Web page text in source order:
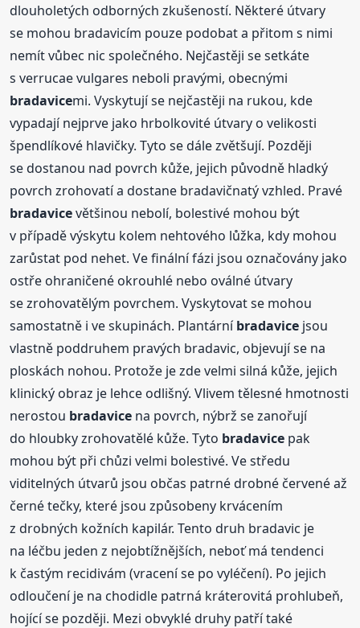
dlouholetých odborných zkušeností. Některé útvary
se mohou bradavicím pouze podobat a přitom s nimi
nemít vůbec nic společného. Nejčastěji se setkáte
s verrucae vulgares neboli pravými, obecnými
bradavicemi. Vyskytují se nejčastěji na rukou, kde
vypadají nejprve jako hrbolkovité útvary o velikosti
špendlíkové hlavičky. Tyto se dále zvětšují. Později
se dostanou nad povrch kůže, jejich původně hladký
povrch zrohovatí a dostane bradavičnatý vzhled. Pravé
bradavicevětšinou nebolí, bolestivé mohou být
v případě výskytu kolem nehtového lůžka, kdy mohou
zarůstat pod nehet. Ve finální fázi jsou označovány jako
ostře ohraničené okrouhlé nebo oválné útvary
se zrohovatělým povrchem. Vyskytovat se mohou
samostatně i ve skupinách. Plantárníbradavice jsou
vlastně poddruhem pravých bradavic, objevují se na
ploskách nohou. Protože je zde velmi silná kůže, jejich
klinický obraz je lehce odlišný. Vlivem tělesné hmotnosti
nerostou bradavice na povrch, nýbrž se zanořují
do hloubky zrohovatělé kůže. Tyto bradavice pak
mohou být při chůzi velmi bolestivé. Ve středu
viditelných útvarů jsou občas patrné drobné červené až
černé tečky, které jsou způsobeny krvácením
z drobných kožních kapilár. Tento druh bradavic je
na léčbu jeden z nejobtížnějších, neboť má tendenci
k častým recidivám (vracení se po vyléčení). Po jejich
odloučení je na chodidle patrná kráterovitá prohlubeň,
hojící se později. Mezi obvyklé druhy patří také